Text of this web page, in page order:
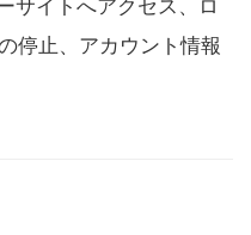
サイトへアクセス、ロ
停止、アカウント情報